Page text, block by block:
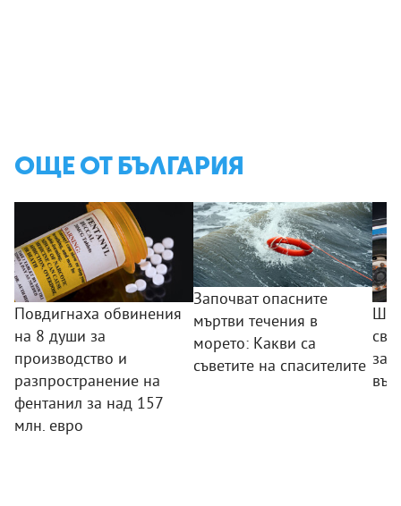
ОЩЕ ОТ БЪЛГАРИЯ
Повдигнаха обвинения
на 8 души за
производство и
разпространение на
фентанил за над 157
млн. евро
Започват опасните
мъртви течения в
морето: Какви са
съветите на спасителите